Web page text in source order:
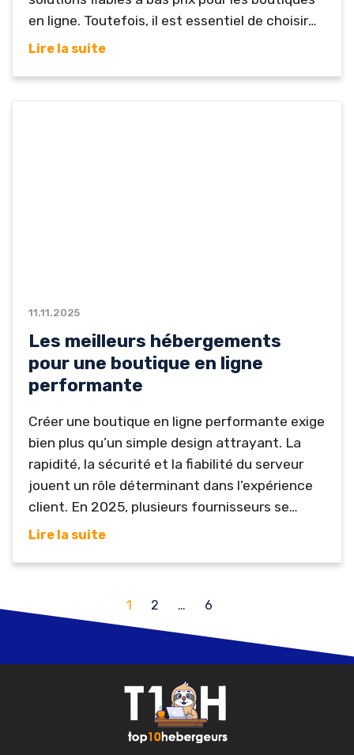
en ligne. Toutefois, il est essentiel de choisir
un hébergeur qui combine rapidité, sécurité et
meilleurs hébergeurs web pour un site e-
Lire la suite
11.11.2025
Les meilleurs hébergements
pour une boutique en ligne
performante
Créer une boutique en ligne performante exige
bien plus qu’un simple design attrayant. La
rapidité, la sécurité et la fiabilité du serveur
jouent un rôle déterminant dans l’expérience
client. En 2025, plusieurs fournisseurs se
distinguent par la qualité de leurs solutions
commerce. Voici les meilleurs hébergements
succès. Ex2 – Performance, sécurité et
support expert Ex2 se positionne en tête...
Lire la suite
1 2 … 6